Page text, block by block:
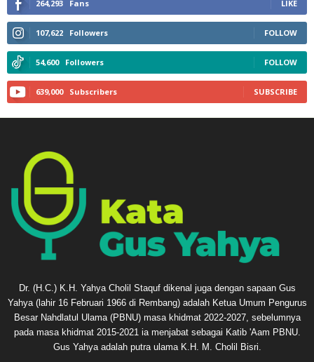
264,293 Fans LIKE
107,622 Followers FOLLOW
54,600 Followers FOLLOW
639,000 Subscribers SUBSCRIBE
Dr. (H.C.) K.H. Yahya Cholil Staquf dikenal juga dengan sapaan Gus
Yahya (lahir 16 Februari 1966 di Rembang) adalah Ketua Umum Pengurus
Besar Nahdlatul Ulama (PBNU) masa khidmat 2022-2027, sebelumnya
pada masa khidmat 2015-2021 ia menjabat sebagai Katib 'Aam PBNU.
Gus Yahya adalah putra ulama K.H. M. Cholil Bisri.